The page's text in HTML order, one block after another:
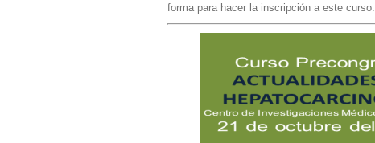
forma para hacer la inscripción a este curso.